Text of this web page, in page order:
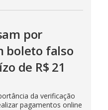
por
boleto falso
de R$ 21
da verificação
pagamentos online